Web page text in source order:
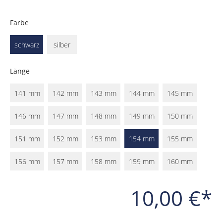
10,00 €*
Farbe
schwarz silber
Länge
141 mm 142 mm 143 mm 144 mm 145 mm
146 mm 147 mm 148 mm 149 mm 150 mm
151 mm 152 mm 153 mm 154 mm 155 mm
156 mm 157 mm 158 mm 159 mm 160 mm